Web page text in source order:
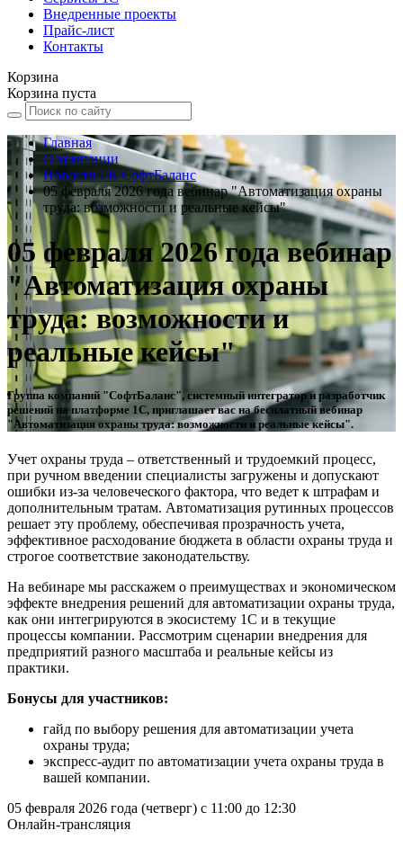
Внедренные проекты
Прайс-лист
Контакты
Корзина
Корзина пуста
Главная
О компании
Новости ГК СофтБаланс
05 февраля 2026 года вебинар "Автоматизация охраны
труда: возможности и реальные кейсы"
05 февраля 2026 года вебинар
"Автоматизация охраны
труда: возможности и
реальные кейсы"
Группа компаний "СофтБаланс", системный интегратор и разработчик
решений на платформе 1С, приглашает вас на бесплатный вебинар
"Автоматизация охраны труда: возможности и реальные кейсы".
Учет охраны труда – ответственный и трудоемкий процесс,
при ручном введении специалисты загружены и допускают
ошибки из-за человеческого фактора, что ведет к штрафам и
дополнительным тратам. Автоматизация рутинных процессов
решает эту проблему, обеспечивая прозрачность учета,
эффективное расходование бюджета в области охраны труда и
строгое соответствие законодательству.
На вебинаре мы расскажем о преимуществах и экономическом
эффекте внедрения решений для автоматизации охраны труда,
как они интегрируются в экосистему 1С и в текущие
процессы компании. Рассмотрим сценарии внедрения для
предприятий разного масштаба и реальные кейсы из
практики.
Бонусы для участников:
гайд по выбору решения для автоматизации учета
охраны труда;
экспресс-аудит по автоматизации учета охраны труда в
вашей компании.
05 февраля 2026 года (четверг) с 11:00 до 12:30
Онлайн-трансляция